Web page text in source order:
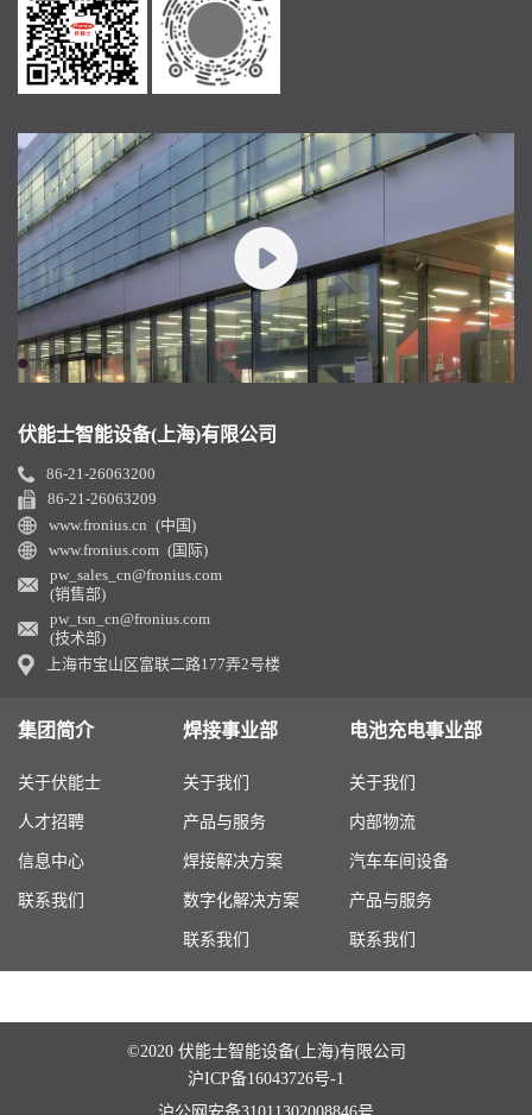
伏能士智能设备(上海)有限公司
86-21-26063200
86-21-26063209
www.fronius.cn (中国)
www.fronius.com (国际)
pw_sales_cn@fronius.com
(销售部)
pw_tsn_cn@fronius.com
(技术部)
上海市宝山区富联二路177弄2号楼
集团简介
关于伏能士
人才招聘
信息中心
联系我们
焊接事业部
关于我们
产品与服务
焊接解决方案
数字化解决方案
联系我们
电池充电事业部
关于我们
内部物流
汽车车间设备
产品与服务
联系我们
©2020 伏能士智能设备(上海)有限公司
沪ICP备16043726号-1